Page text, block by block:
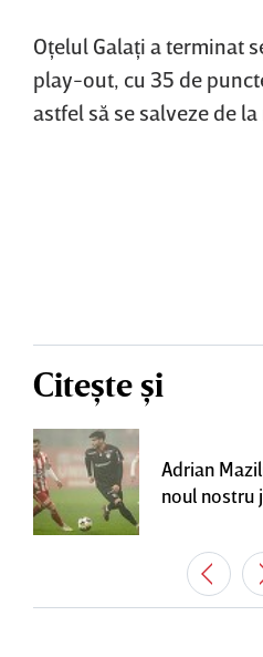
Oţelul Galaţi a terminat
play-out, cu 35 de
astfel să se salveze de
Citește și
Adrian
noul nostru